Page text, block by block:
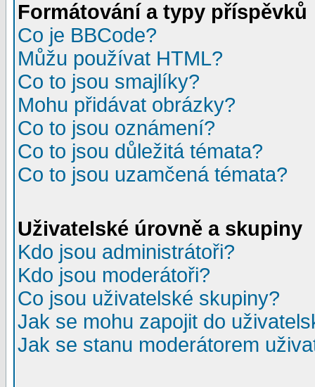
Formátování a typy příspěvků
Co je BBCode?
Můžu používat HTML?
Co to jsou smajlíky?
Mohu přidávat obrázky?
Co to jsou oznámení?
Co to jsou důležitá témata?
Co to jsou uzamčená témata?
Uživatelské úrovně a skupiny
Kdo jsou administrátoři?
Kdo jsou moderátoři?
Co jsou uživatelské skupiny?
Jak se mohu zapojit do
Jak se stanu moderátorem